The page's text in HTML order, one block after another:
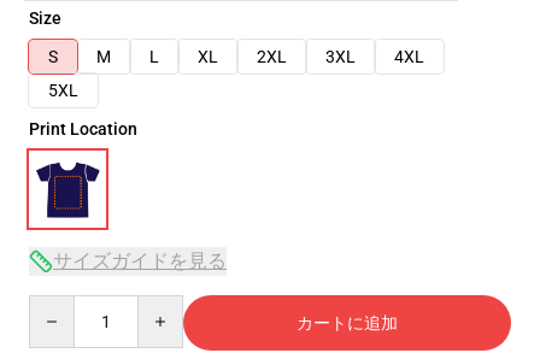
Size
S
M L XL 2XL 3XL
4XL
5XL
Print Location
サイズガイドを見る
カートに追加